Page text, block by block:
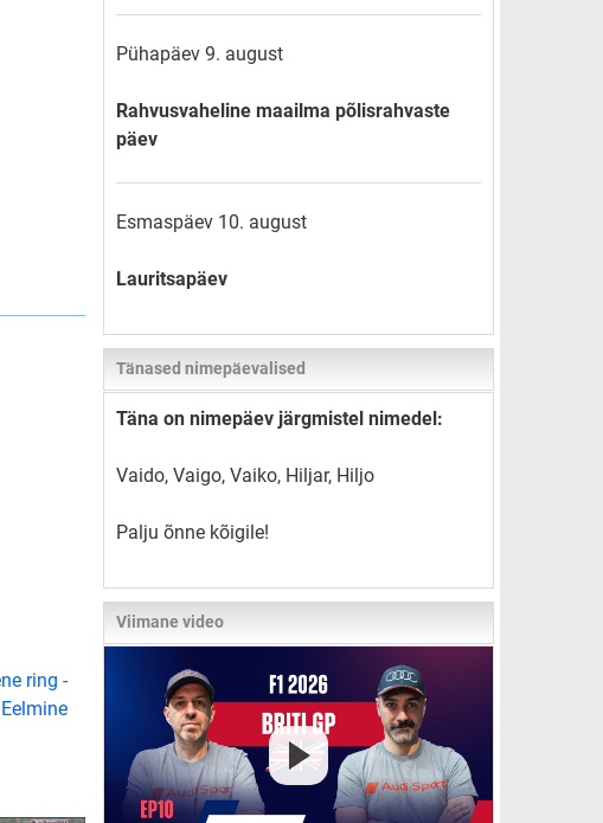
ring -
Eelmine
Pühapäev 9. august
Rahvusvaheline maailma põlisrahvaste
päev
Esmaspäev 10. august
Lauritsapäev
Tänased nimepäevalised
Täna on nimepäev järgmistel nimedel:
Vaido, Vaigo, Vaiko, Hiljar, Hiljo
Palju õnne kõigile!
Viimane video